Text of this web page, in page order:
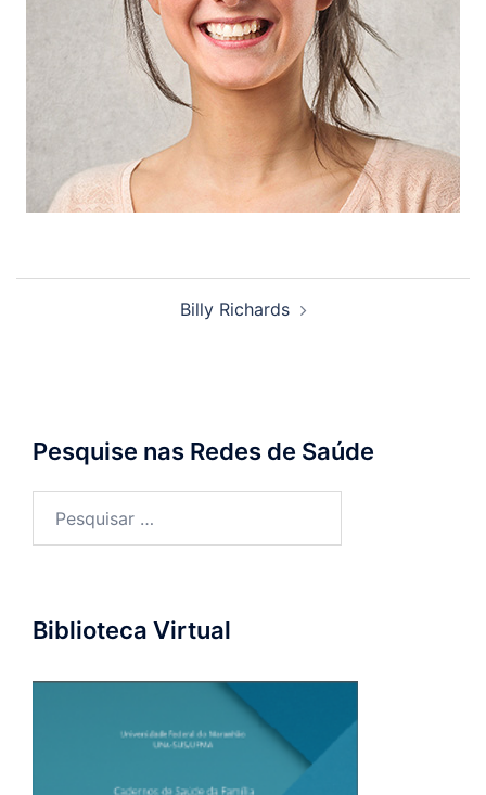
Billy Richards
Pesquise nas Redes de Saúde
Biblioteca Virtual